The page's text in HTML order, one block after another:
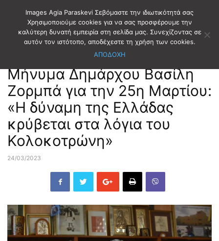
Αρχική ΔΗΜΟΤΙΚΑ ΝΕΑ
Μήνυμα Δημάρχου Βασίλη
Ζορμπά για την 25η Μαρτίου:
«Η δύναμη της Ελλάδας
κρύβεται στα λόγια του
Κολοκοτρώνη»
24/03/2023
Images Agia Paraskevi Σεβόμαστε την ιδιωτικότητά σας
Χρησιμοποιούμε cookies για να σας προσφέρουμε την
καλύτερη δυνατή εμπειρία στη σελίδα μας. Συνεχίζοντας σε
αυτόν τον ιστότοπο, αποδέχεστε τη χρήση των cookies.
ΑΠΟΔΟΧΗ